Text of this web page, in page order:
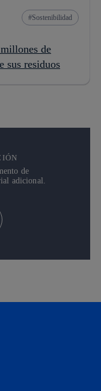
Sostenibilidad
de
sus residuos
de
adicional.